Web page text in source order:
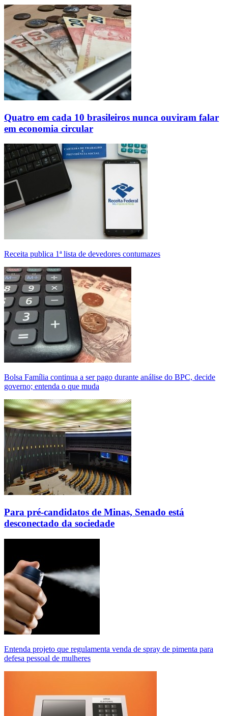
Quatro em cada 10 brasileiros nunca ouviram falar
em economia circular
Receita publica 1ª lista de devedores contumazes
Bolsa Família continua a ser pago durante análise do BPC, decide
governo; entenda o que muda
Para pré-candidatos de Minas, Senado está
desconectado da sociedade
Entenda projeto que regulamenta venda de spray de pimenta para
defesa pessoal de mulheres